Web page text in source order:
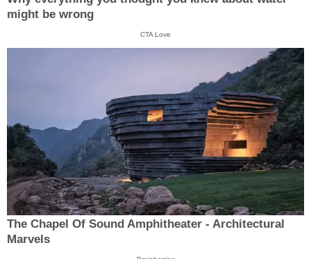
might be wrong
CTA Love
The Chapel Of Sound Amphitheater - Architectural
Marvels